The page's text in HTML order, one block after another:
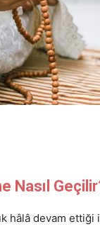
Nasıl
hâlâ devam ettiği